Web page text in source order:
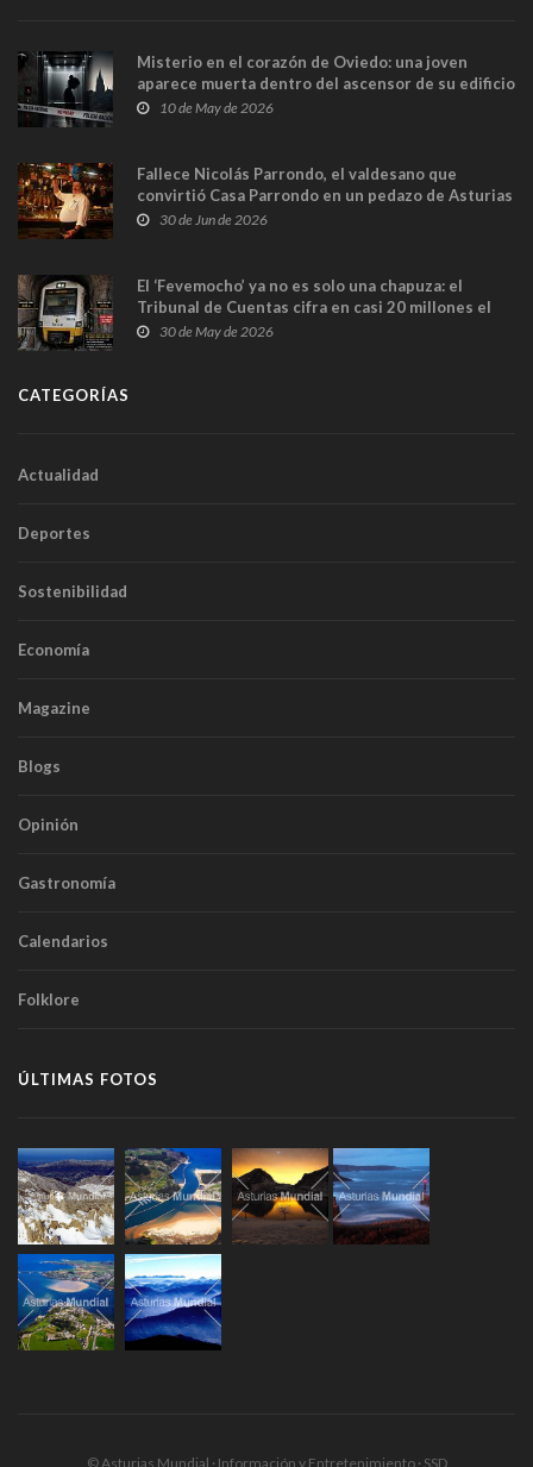
Misterio en el corazón de Oviedo: una joven
aparece muerta dentro del ascensor de su edificio
y las cámaras captan sus últimos minutos
10 de May de 2026
Fallece Nicolás Parrondo, el valdesano que
convirtió Casa Parrondo en un pedazo de Asturias
en Madrid
30 de Jun de 2026
El ‘Fevemocho’ ya no es solo una chapuza: el
Tribunal de Cuentas cifra en casi 20 millones el
sobrecoste de los trenes que no cabían por los
30 de May de 2026
CATEGORÍAS
Actualidad
Deportes
Sostenibilidad
Economía
Magazine
Blogs
Opinión
Gastronomía
Calendarios
Folklore
ÚLTIMAS FOTOS
© Asturias Mundial · Información y Entretenimiento · SSD